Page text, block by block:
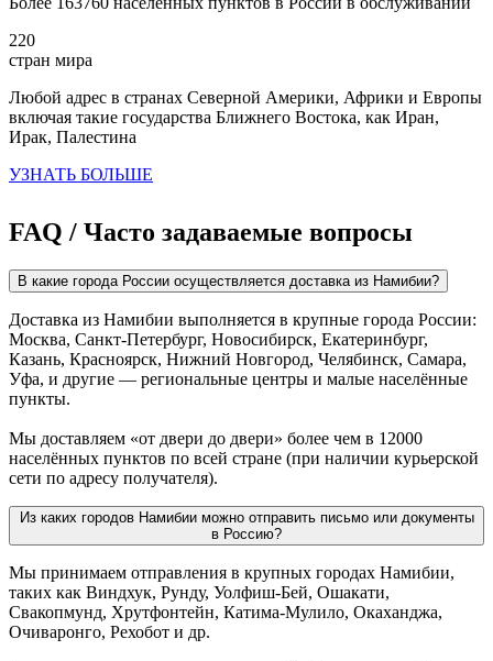
220
стран мира
Любой адрес в странах Северной Америки, Африки и Европы
включая такие государства Ближнего Востока, как Иран,
Ирак, Палестина
УЗНАТЬ БОЛЬШЕ
FAQ / Часто задаваемые вопросы
В какие города России осуществляется доставка из Намибии?
Доставка из Намибии выполняется в крупные города России:
Москва, Санкт-Петербург, Новосибирск, Екатеринбург,
Казань, Красноярск, Нижний Новгород, Челябинск, Самара,
Уфа, и другие — региональные центры и малые населённые
пункты.
Мы доставляем «от двери до двери» более чем в 12000
населённых пунктов по всей стране (при наличии курьерской
сети по адресу получателя).
Из каких городов Намибии можно отправить письмо или документы
в Россию?
Мы принимаем отправления в крупных городах Намибии,
таких как Виндхук, Рунду, Уолфиш-Бей, Ошакати,
Свакопмунд, Хрутфонтейн, Катима-Мулило, Окаханджа,
Очиваронго, Рехобот и др.